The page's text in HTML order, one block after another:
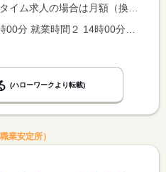
算額）、パート求人の場合は時間額を表示しています。
(ハローワークより転載)
業安定所）